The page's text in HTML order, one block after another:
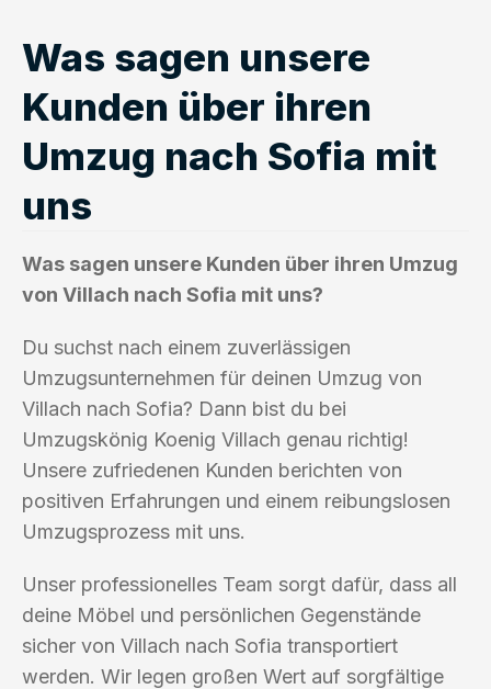
Was sagen unsere
Kunden über ihren
Umzug nach Sofia mit
uns
Was sagen unsere Kunden über ihren Umzug
von Villach nach Sofia mit uns?
Du suchst nach einem zuverlässigen
Umzugsunternehmen für deinen Umzug von
Villach nach Sofia? Dann bist du bei
Umzugskönig Koenig Villach genau richtig!
Unsere zufriedenen Kunden berichten von
positiven Erfahrungen und einem reibungslosen
Umzugsprozess mit uns.
Unser professionelles Team sorgt dafür, dass all
deine Möbel und persönlichen Gegenstände
sicher von Villach nach Sofia transportiert
werden. Wir legen großen Wert auf sorgfältige